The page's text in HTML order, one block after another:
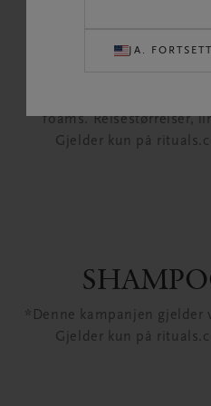
foams. Reisestørrelser,
Gjelder kun på
*Denne kampanjen gjelder
Gjelder kun på